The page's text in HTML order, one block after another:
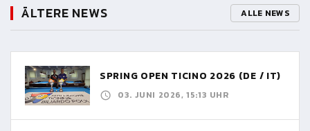
ÄLTERE NEWS ALLE NEWS
SPRING OPEN TICINO 2026 (DE / IT)
03. JUNI 2026, 15:13 UHR